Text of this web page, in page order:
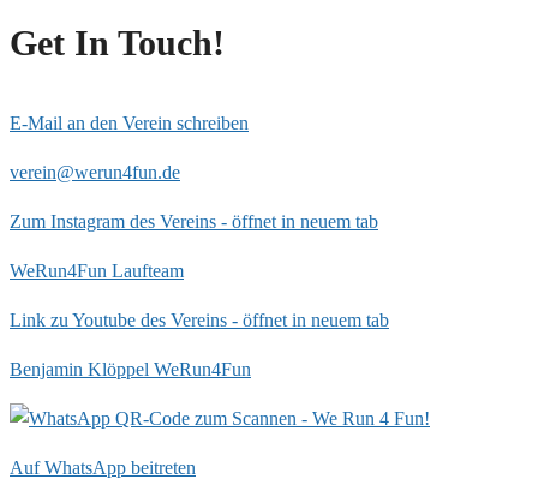
Get In Touch!
E-Mail an den Verein schreiben
verein@werun4fun.de
Zum Instagram des Vereins - öffnet in neuem tab
WeRun4Fun Laufteam
Link zu Youtube des Vereins - öffnet in neuem tab
Benjamin Klöppel WeRun4Fun
Auf WhatsApp beitreten